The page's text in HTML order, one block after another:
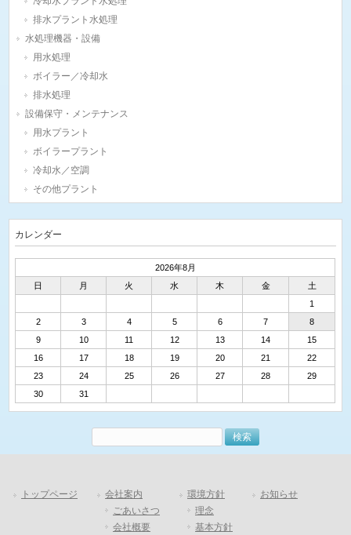
排水プラント水処理
水処理機器・設備
用水処理
ボイラー／冷却水
排水処理
設備保守・メンテナンス
用水プラント
ボイラープラント
冷却水／空調
その他プラント
カレンダー
2026年8月
日
月 火 水 木 金
土
1
2
3 4 5 6 7
8
9
10 11 12 13 14
15
16
17 18 19 20 21
22
23
24 25 26 27 28
29
30
31
トップページ
会社案内
ごあいさつ
会社概要
環境方針
理念
基本方針
お知らせ